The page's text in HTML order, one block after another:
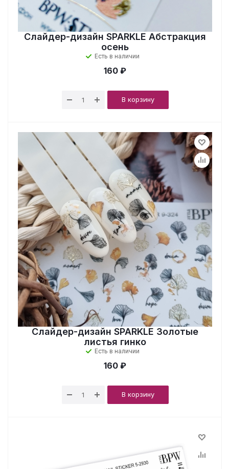
Слайдер-дизайн SPARKLE Абстракция
осень
Есть в наличии
160 ₽
В корзину
Слайдер-дизайн SPARKLE Золотые
листья гинко
Есть в наличии
160 ₽
В корзину